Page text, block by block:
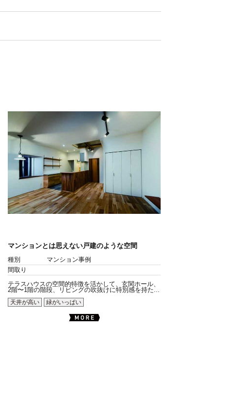
マンションとは思えない戸建のような空間
種別
マンション事例
間取り
テラスハウスの空間的特徴を活かして、玄関ホール、
2階〜1階の階段、リビングの吹抜けに特別感を持た...
天井が高い
緑がいっぱい